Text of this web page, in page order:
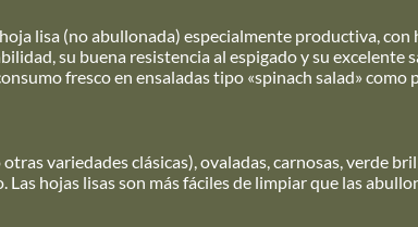
lisa (no abullonada) especialmente productiva,
su buena resistencia al espigado y su
fresco en ensaladas tipo «spinach salad»
variedades clásicas), ovaladas, carnosas, verde
hojas lisas son más fáciles de limpiar que las